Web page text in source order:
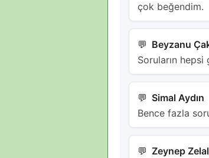
çok beğendim.
Beyzanu
Soruların hepsi
Simal Aydın
Bence fazla
Zeynep Zelal